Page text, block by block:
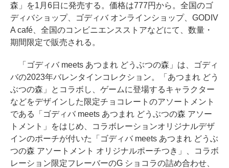
森」を1月6日に発売する。価格は777円から。全国のゴ
ディバショップ、ゴディバ オンラインショップ、GODIV
A café、全国のコンビニエンスストアなどにて、数量・
期間限定で販売される。
「ゴディバ meets あつまれ どうぶつの森」は、ゴディ
バの2023年バレンタインコレクション。「あつまれ どう
ぶつの森」とコラボし、ゲームに登場するキャラクター
などをデザインした限定チョコレートのアソートメント
である「ゴディバ meets あつまれ どうぶつの森 アソー
トメント」をはじめ、コラボレーションオリジナルデザ
インのポーチが付いた「ゴディバ meets あつまれ どうぶ
つの森 アソートメント オリジナルポーチつき」、コラボ
レーション限定フレーバーのG ショコラの詰め合わせ、